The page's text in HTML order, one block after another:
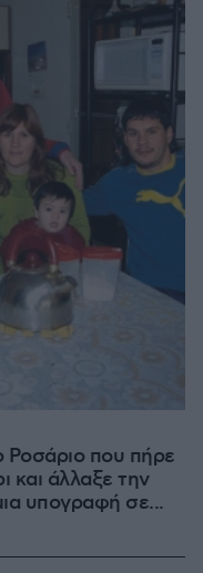
που πήρε
και άλλαξε την
υπογραφή σε...